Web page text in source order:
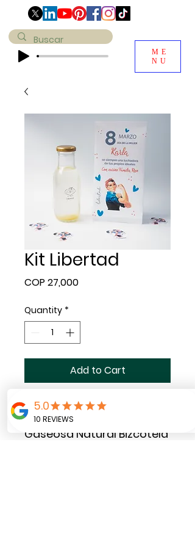
ME
NU
Kit Libertad
COP 27,000Price
Quantity *
Add to Cart
Chip bag con 10 galletas
parmesano Bizcotela + 1
Gaseosa Natural Bizcotela